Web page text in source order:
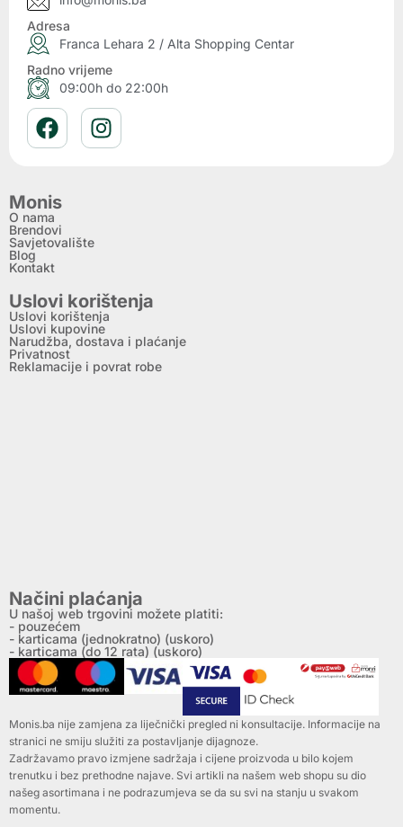
Adresa
Franca Lehara 2 / Alta Shopping Centar
Radno vrijeme
09:00h do 22:00h
Monis
O nama
Brendovi
Savjetovalište
Blog
Kontakt
Uslovi korištenja
Uslovi korištenja
Uslovi kupovine
Narudžba, dostava i plaćanje
Privatnost
Reklamacije i povrat robe
Načini plaćanja
U našoj web trgovini možete platiti:
- pouzećem
- karticama (jednokratno) (uskoro)
- karticama (do 12 rata) (uskoro)
Monis.ba nije zamjena za liječnički pregled ni konsultacije. Informacije na
stranici ne smiju služiti za postavljanje dijagnoze.
Zadržavamo pravo izmjene sadržaja i cijene proizvoda u bilo kojem
trenutku i bez prethodne najave. Svi artikli na našem web shopu su dio
našeg asortimana i ne podrazumjeva se da su svi na stanju u svakom
momentu.